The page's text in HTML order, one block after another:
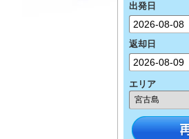
出発日
返却日
エリア